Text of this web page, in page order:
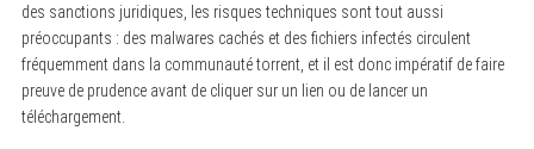
des sanctions juridiques, les risques techniques sont tout aussi
préoccupants : des malwares cachés et des fichiers infectés circulent
fréquemment dans la communauté torrent, et il est donc impératif de faire
preuve de prudence avant de cliquer sur un lien ou de lancer un
téléchargement.